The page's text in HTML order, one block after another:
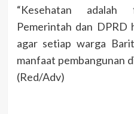
“Kesehatan adalah
Pemerintah dan DPRD
agar setiap warga
manfaat pembangunan
(Red/Adv)